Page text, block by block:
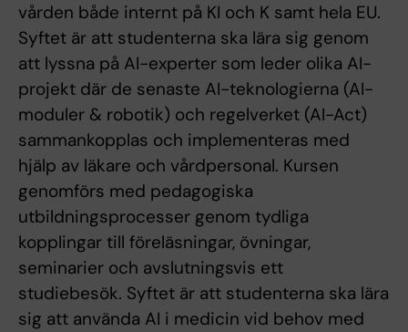
vården både internt på KI och K samt hela EU.
Syftet är att studenterna ska lära sig genom
att lyssna på AI-experter som leder olika AI-
projekt där de senaste AI-teknologierna (AI-
moduler & robotik) och regelverket (AI-Act)
sammankopplas och implementeras med
hjälp av läkare och vårdpersonal. Kursen
genomförs med pedagogiska
utbildningsprocesser genom tydliga
kopplingar till föreläsningar, övningar,
seminarier och avslutningsvis ett
studiebesök. Syftet är att studenterna ska lära
sig att använda AI i medicin vid behov med